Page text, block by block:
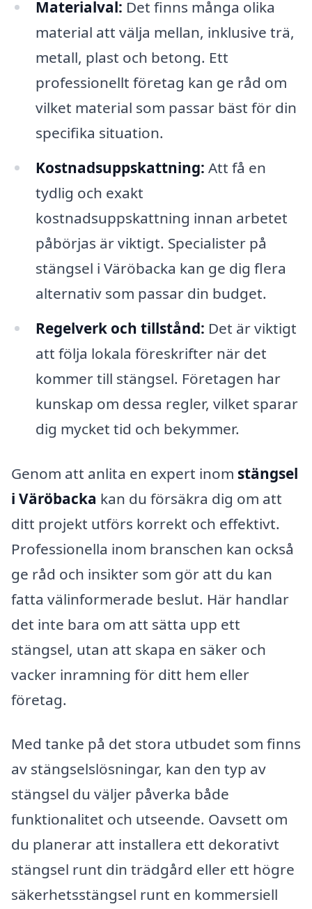
Materialval: Det finns många olika
material att välja mellan, inklusive trä,
metall, plast och betong. Ett
professionellt företag kan ge råd om
vilket material som passar bäst för din
specifika situation.
Kostnadsuppskattning: Att få en
tydlig och exakt
kostnadsuppskattning innan arbetet
påbörjas är viktigt. Specialister på
stängsel i Väröbacka kan ge dig flera
alternativ som passar din budget.
Regelverk och tillstånd: Det är viktigt
att följa lokala föreskrifter när det
kommer till stängsel. Företagen har
kunskap om dessa regler, vilket sparar
dig mycket tid och bekymmer.
Genom att anlita en expert inom stängsel
i Väröbacka kan du försäkra dig om att
ditt projekt utförs korrekt och effektivt.
Professionella inom branschen kan också
ge råd och insikter som gör att du kan
fatta välinformerade beslut. Här handlar
det inte bara om att sätta upp ett
stängsel, utan att skapa en säker och
vacker inramning för ditt hem eller
företag.
Med tanke på det stora utbudet som finns
av stängselslösningar, kan den typ av
stängsel du väljer påverka både
funktionalitet och utseende. Oavsett om
du planerar att installera ett dekorativt
stängsel runt din trädgård eller ett högre
säkerhetsstängsel runt en kommersiell